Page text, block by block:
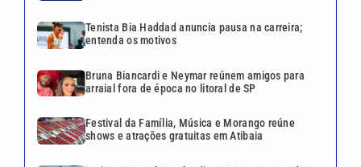
Continua após a publicidade
Cotidiano Esportes
REDES